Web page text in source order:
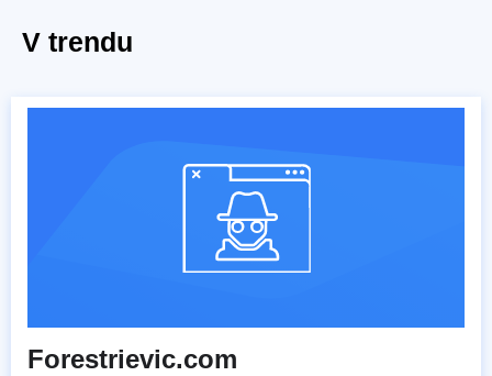
V trendu
Forestrievic.com